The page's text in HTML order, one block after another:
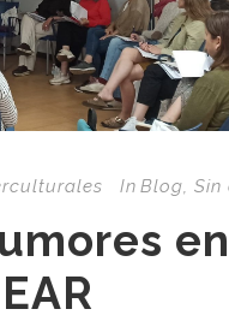
In Blog, Sin
en